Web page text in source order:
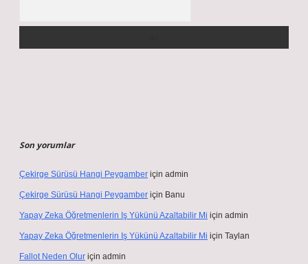
Son yorumlar
Çekirge Sürüsü Hangi Peygamber için admin
Çekirge Sürüsü Hangi Peygamber için Banu
Yapay Zeka Öğretmenlerin Iş Yükünü Azaltabilir Mi için admin
Yapay Zeka Öğretmenlerin Iş Yükünü Azaltabilir Mi için Taylan
Fallot Neden Olur için admin